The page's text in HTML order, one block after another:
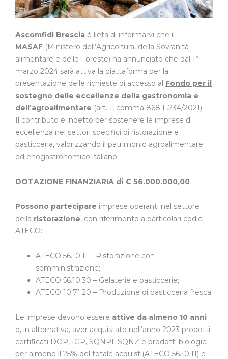
Ascomfidi Brescia è lieta di informarvi che il
MASAF (Ministero dell’Agricoltura, della Sovranità
alimentare e delle Foreste) ha annunciato che dal 1°
marzo 2024 sarà attiva la piattaforma per la
presentazione delle richieste di accesso al Fondo per il
sostegno delle eccellenze della gastronomia e
dell’agroalimentare (art. 1, comma 868 L.234/2021).
Il contributo è indetto per sostenere le imprese di
eccellenza nei settori specifici di ristorazione e
pasticceria, valorizzando il patrimonio agroalimentare
ed enogastronomico italiano.
DOTAZIONE FINANZIARIA di € 56.000.000,00
Possono partecipare imprese operanti nel settore
della ristorazione, con riferimento a particolari codici
ATECO:
ATECO 56.10.11 – Ristorazione con
somministrazione;
ATECO 56.10.30 – Gelaterie e pasticcerie;
ATECO 10.71.20 – Produzione di pasticceria fresca.
Le imprese devono essere attive da almeno 10 anni
o, in alternativa, aver acquistato nell’anno 2023 prodotti
certificati DOP, IGP, SQNPI, SQNZ e prodotti biologici
per almeno il 25% del totale acquisti(ATECO 56.10.11) e